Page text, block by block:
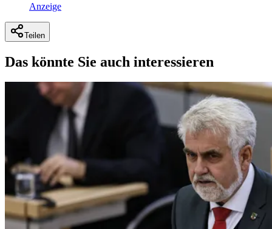
Anzeige
Teilen
Das könnte Sie auch interessieren